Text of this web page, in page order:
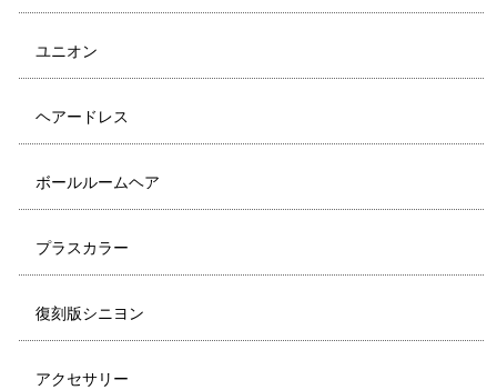
ユニオン
ヘアードレス
ボールルームヘア
プラスカラー
復刻版シニヨン
アクセサリー